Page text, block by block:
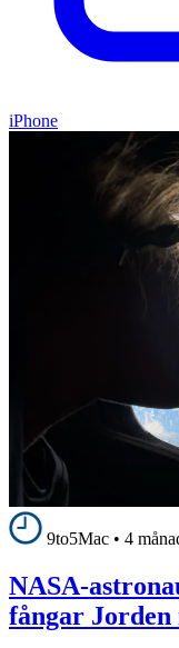
iPhone
9to5Mac • 4
NASA-
fångar Jorden